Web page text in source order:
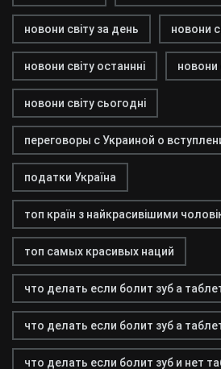
новони світу за день новони
новони світу останнні новони
новони світу сьогодні
переговоры с Украиной о
податки Україна
топ країн з найкрасивішими
топ самых красивых наций
что делать если болит зуб а
что делать если болит зуб а
что делать если болит зуб и нет